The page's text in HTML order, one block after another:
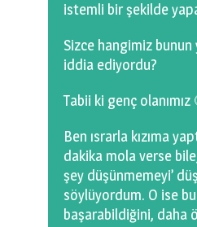
istemli bir şekilde
Sizce hangimiz bunun
iddia ediyordu?
Tabii ki genç olanımız
Ben ısrarla kızıma
dakika mola verse
şey düşünmemeyi’
söylüyordum. O ise
başarabildiğini, daha